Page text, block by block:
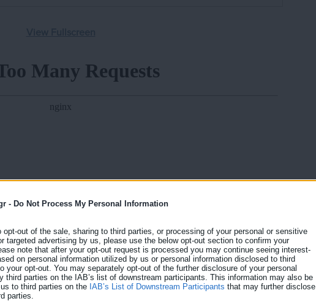
- Do Not Process My Personal Information
opt-out of the sale, sharing to third parties, or processing of your personal or sensitive
targeted advertising by us, please use the below opt-out section to confirm your
note that after your opt-out request is processed you may continue seeing interest-
on personal information utilized by us or personal information disclosed to third
your opt-out. You may separately opt-out of the further disclosure of your personal
third parties on the IAB’s list of downstream participants. This information may also be
to third parties on the IAB’s List of Downstream Participants that may further disclose
parties.